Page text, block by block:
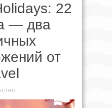
22
— два
от